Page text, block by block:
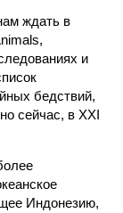
ждать в
и
бедствий,
сейчас, в XXI
Индонезию,